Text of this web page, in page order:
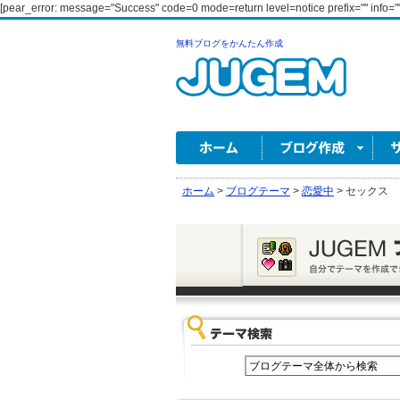
[pear_error: message="Success" code=0 mode=return level=notice prefix=""
無料ブログをかんたん作成
ホーム > ブログテーマ > 恋愛中 > セックス